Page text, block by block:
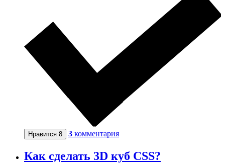
Нравится 8 3 комментария
Как сделать 3D куб CSS?